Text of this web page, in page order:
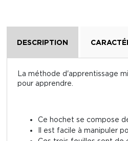
DESCRIPTION
La méthode d'apprentissage
pour apprendre.
Ce hochet se compose
Il est facile à manipuler